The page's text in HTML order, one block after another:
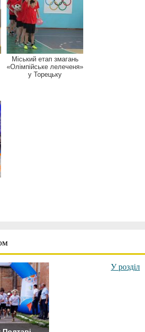
У розділ
Міський етап змагань
«Олімпійське лелеченя»
у Торецьку